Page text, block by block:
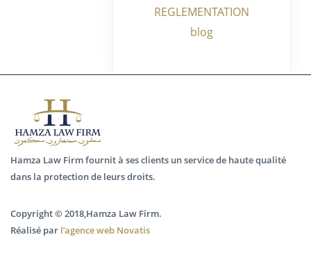
REGLEMENTATION
blog
Hamza Law Firm fournit à ses clients un service de haute qualité
dans la protection de leurs droits.
Copyright © 2018,Hamza Law Firm.
Réalisé par l’agence web Novatis